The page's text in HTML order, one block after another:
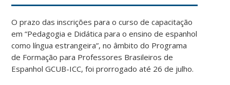
O prazo das inscrições para o curso de capacitação
em “Pedagogia e Didática para o ensino de espanhol
como língua estrangeira”, no âmbito do Programa
de Formação para Professores Brasileiros de
Espanhol GCUB-ICC, foi prorrogado até 26 de julho.